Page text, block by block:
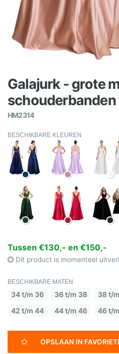
Galajurk - grote
HM2314
BESCHIKBARE KLEUREN
Tussen €130,- en €150,-
Dit product is momenteel
BESCHIKBARE MATEN
34 t/m 36 36 t/m 38 38 t/
42 t/m 44
44 t/m 46 46 t/
OPSLAAN IN